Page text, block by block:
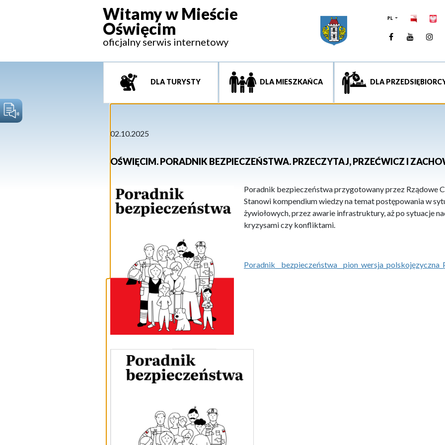
Witamy w Mieście
Oświęcim
oficjalny serwis internetowy
PL
Facebook
DLA TURYSTY DLA MIESZKAŃCA DLA
02.10.2025
OŚWIĘCIM. PORADNIK BEZPIECZEŃSTWA. PRZECZYTAJ, PRZEĆWICZ I
Poradnik bezpieczeństwa przygotowany przez Rządowe
Stanowi kompendium wiedzy na temat postępowania w
żywiołowych, przez awarie infrastruktury, aż po sytuacje
kryzysami czy konfliktami.